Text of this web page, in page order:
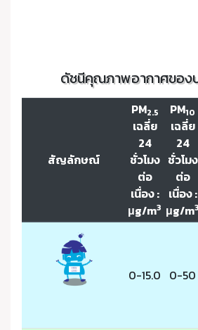
ดัชนีคุณภาพอากาศของป
สัญลักษณ์
PM2.5
เฉลี่ย
24
ชั่วโมง
ต่อ
เนื่อง :
μg/m3
PM10
เฉลี่ย
24
ชั่วโมง
ต่อ
เนื่อง :
μg/m3
0-15.0 0-50